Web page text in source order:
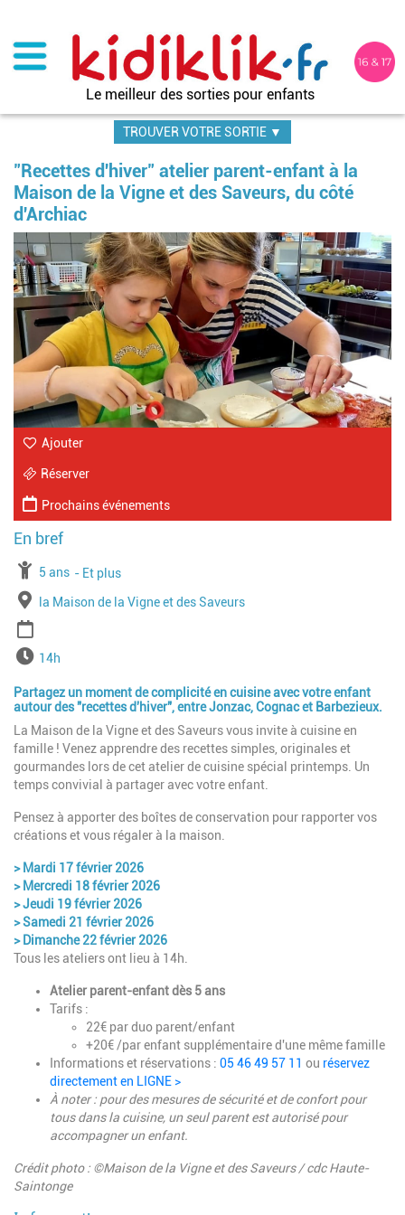
contenu
principal
Le meilleur des sorties pour enfants
TROUVER VOTRE SORTIE ▼
"Recettes d'hiver" atelier parent-enfant à la
Maison de la Vigne et des Saveurs, du côté
d'Archiac
Ajouter
Réserver
Prochains événements
À partir de
5 ans Jusqu'à l'age de
Et plus
Lieu
la Maison de la Vigne et des Saveurs
Horaires
14h
Partagez un moment de complicité en cuisine avec votre enfant
autour des "recettes d'hiver", entre Jonzac, Cognac et Barbezieux.
La Maison de la Vigne et des Saveurs vous invite à cuisine en
famille ! Venez apprendre des recettes simples, originales et
gourmandes lors de cet atelier de cuisine spécial printemps. Un
temps convivial à partager avec votre enfant.
Pensez à apporter des boîtes de conservation pour rapporter vos
créations et vous régaler à la maison.
> Mardi 17 février 2026
> Mercredi 18 février 2026
> Jeudi 19 février 2026
> Samedi 21 février 2026
> Dimanche 22 février 2026
Tous les ateliers ont lieu à 14h.
Atelier parent-enfant dès 5 ans
Tarifs :
22€ par duo parent/enfant
+20€ /par enfant supplémentaire d'une même famille
Informations et réservations : 05 46 49 57 11 ou réservez
directement en LIGNE >
À noter : pour des mesures de sécurité et de confort pour
tous dans la cuisine, un seul parent est autorisé pour
accompagner un enfant.
Crédit photo : ©Maison de la Vigne et des Saveurs / cdc Haute-
Saintonge